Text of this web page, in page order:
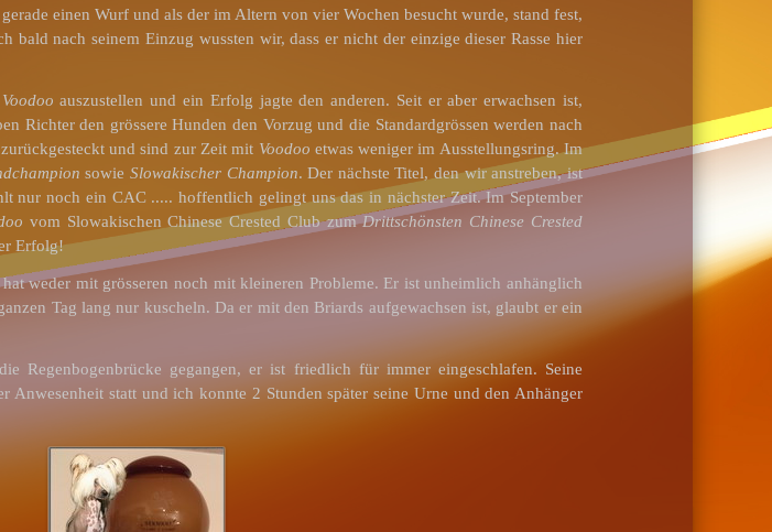
einen Wurf und als der im Altern von vier Wochen besucht wurde, stand fest,
bald nach seinem Einzug wussten wir, dass er nicht der einzige dieser Rasse hier
Voodoo auszustellen und ein Erfolg jagte den anderen. Seit er aber erwachsen ist,
Richter den grössere Hunden den Vorzug und die Standardgrössen werden nach
und sind zur Zeit mit Voodoo etwas weniger im Ausstellungsring. Im
sowie Slowakischer Champion. Der nächste Titel, den wir anstreben, ist
nur noch ein CAC ..... hoffentlich gelingt uns das in nächster Zeit. Im September
vom Slowakischen Chinese Crested Club zumDrittschönsten Chinese Crested
Erfolg!
weder mit grösseren noch mit kleineren Probleme. Er ist unheimlich anhänglich
Tag lang nur kuscheln. Da er mit den Briards aufgewachsen ist, glaubt er ein
Regenbogenbrücke gegangen, er ist friedlich für immer eingeschlafen. Seine
Anwesenheit statt und ich konnte 2 Stunden später seine Urne und den Anhänger